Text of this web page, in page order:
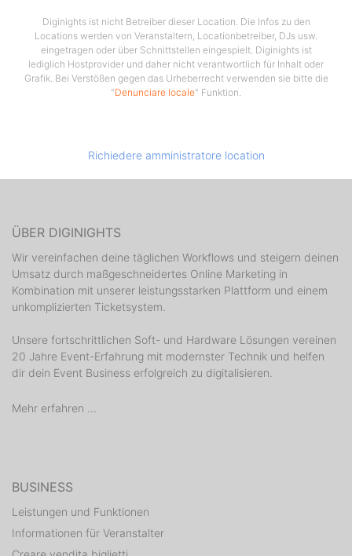
Diginights ist nicht Betreiber dieser Location. Die Infos zu den
Locations werden von Veranstaltern, Locationbetreiber, DJs usw.
eingetragen oder über Schnittstellen eingespielt. Diginights ist
lediglich Hostprovider und daher nicht verantwortlich für Inhalt oder
Grafik. Bei Verstößen gegen das Urheberrecht verwenden sie bitte die
"Denunciare locale" Funktion.
Richiedere amministratore location
ÜBER DIGINIGHTS
Wir vereinfachen deine täglichen Workflows und steigern deinen
Umsatz durch maßgeschneidertes Online Marketing in
Kombination mit unserer leistungsstarken Plattform und einem
unkomplizierten Ticketsystem.
Unsere fortschrittlichen Soft- und Hardware Lösungen vereinen
20 Jahre Event-Erfahrung mit modernster Technik und helfen
dir dein Event Business erfolgreich zu digitalisieren.
Mehr erfahren ...
BUSINESS
Leistungen und Funktionen
Informationen für Veranstalter